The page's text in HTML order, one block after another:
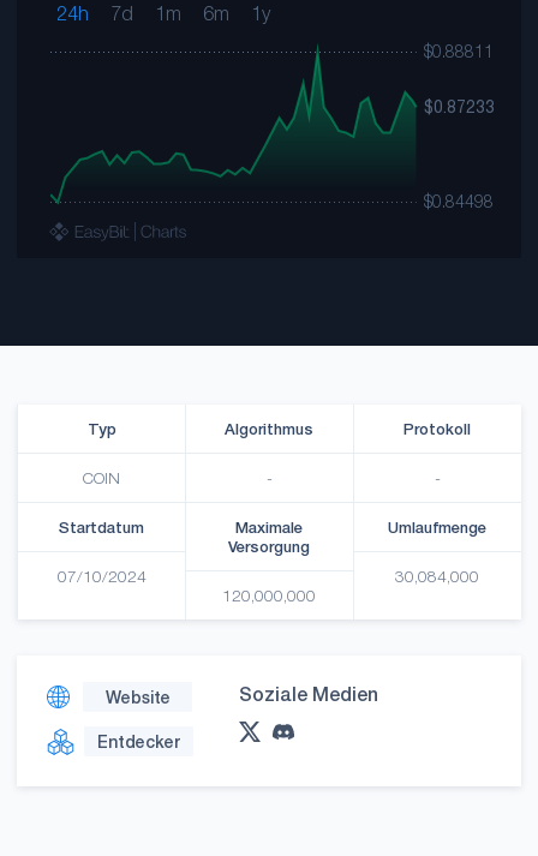
24h 7d 1m 6m 1y
Typ
COIN
Algorithmus
-
Protokoll
-
Startdatum
07/10/2024
Maximale
Versorgung
120,000,000
Umlaufmenge
30,084,000
Website
Entdecker
Soziale Medien